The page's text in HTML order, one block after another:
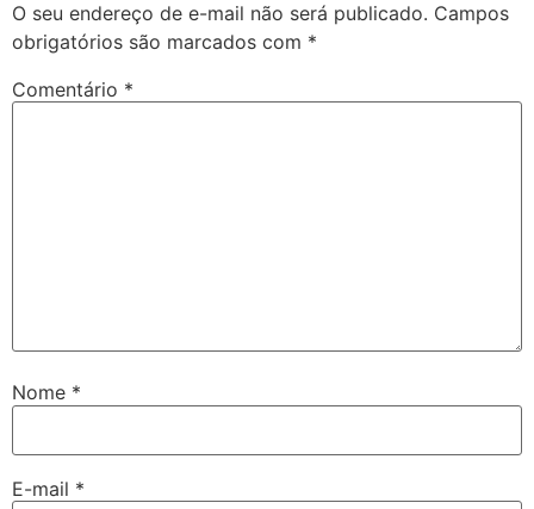
O seu endereço de e-mail não será publicado. Campos
obrigatórios são marcados com *
Comentário *
Nome *
E-mail *